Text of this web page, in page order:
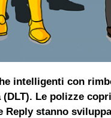
intelligenti con
Le polizze
stanno